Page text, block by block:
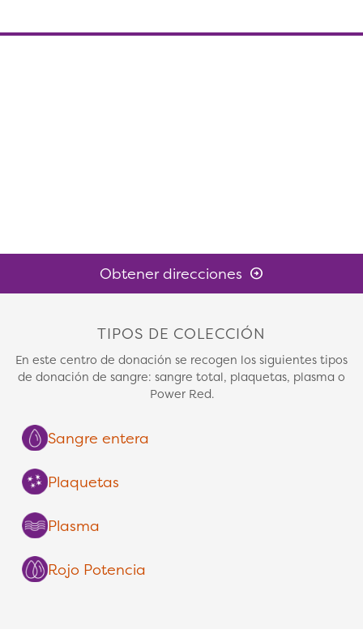
Obtener direcciones
TIPOS DE COLECCIÓN
En este centro de donación se recogen los siguientes tipos
de donación de sangre: sangre total, plaquetas, plasma o
Power Red.
Sangre entera
Plaquetas
Plasma
Rojo Potencia